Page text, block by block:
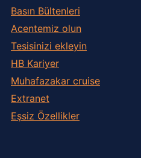
Basın Bültenleri
Acentemiz olun
Tesisinizi ekleyin
HB Kariyer
Muhafazakar сruise
Extranet
Eşsiz Özellikler